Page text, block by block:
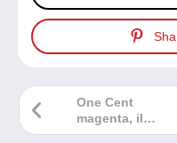
One Cent
magenta, il
francobollo più